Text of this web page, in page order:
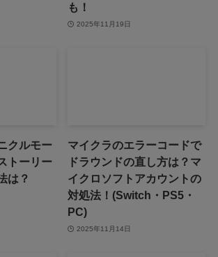
も！
2025年11月19日
クルモー
トーリー
は？
マイクラのエラーコードで
ドラウンドの直し方は？マ
イクロソフトアカウントの
対処法！(Switch・PS5・
PC)
2025年11月14日